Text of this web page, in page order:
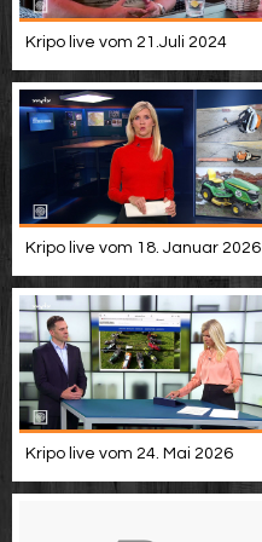
Kripo live vom 21.Juli 2024
Kripo live vom 18. Januar 2026
Kripo live vom 24. Mai 2026